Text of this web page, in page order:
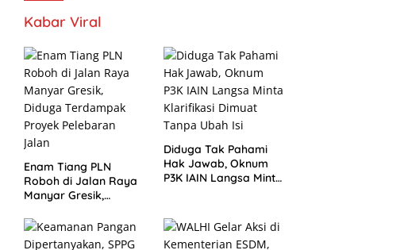
Kabar Viral
Enam Tiang PLN
Roboh di Jalan Raya
Manyar Gresik,
Proyek Pelebaran
Jalan
Diduga Tak Pahami
Hak Jawab, Oknum
P3K IAIN Langsa Minta